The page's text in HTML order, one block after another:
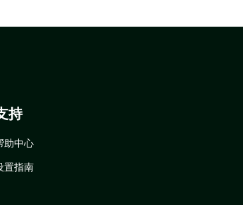
持
助中心
置指南